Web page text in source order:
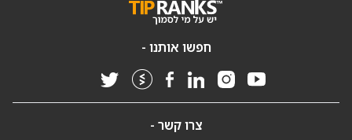
חפשו אותנו -
צרו קשר -